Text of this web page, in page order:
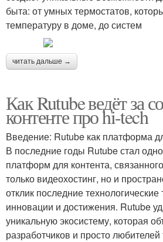
быта: от умных термостатов,
температуру в доме, до систем
читать дальше →
Как Rutube ведёт за
контенте про hi-tech
Введение: Rutube как платформа
В последние годы Rutube стал
платформ для контента,
только видеохостинг, но и
отклик последние
инновации и достижения. Rutube
уникальную экосистему, которая
разработчиков и просто любителей